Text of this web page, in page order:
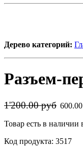
Дерево категорий:
Разъем-
1'200.00 руб
Товар есть в наличии
Код продукта: 3517